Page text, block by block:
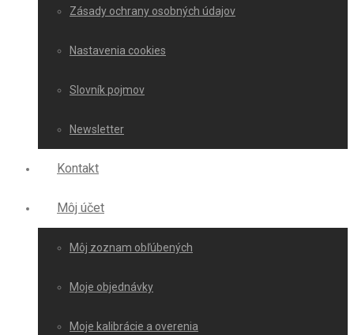
Zásady ochrany osobných údajov
Nastavenia cookies
Slovník pojmov
Newsletter
Kontakt
Môj účet
Môj zoznam obľúbených
Moje objednávky
Moje kalibrácie a overenia